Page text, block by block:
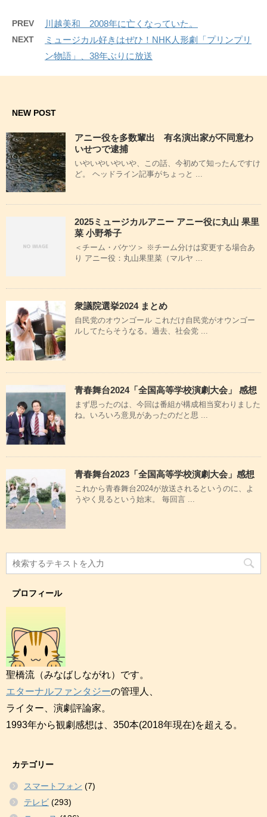
PREV 川越美和 2008年に亡くなっていた。
NEXT
ミュージカル好きはぜひ！NHK人形劇「プリンプリ
ン物語」、38年ぶりに放送
NEW POST
アニー役を多数輩出 有名演出家が不同意わ
いせつで逮捕
いやいやいやいや、この話、今初めて知ったんですけ
ど。 ヘッドライン記事がちょっと ...
2025ミュージカルアニー アニー役に丸山 果里
菜 小野希子
＜チーム・バケツ＞ ※チーム分けは変更する場合あ
り アニー役：丸山果里菜（マルヤ ...
衆議院選挙2024 まとめ
自民党のオウンゴール これだけ自民党がオウンゴー
ルしてたらそうなる。過去、社会党 ...
青春舞台2024「全国高等学校演劇大会」 感想
まず思ったのは、今回は番組が構成相当変わりました
ね。いろいろ意見があったのだと思 ...
青春舞台2023「全国高等学校演劇大会」感想
これから青春舞台2024が放送されるというのに、よ
うやく見るという始末。 毎回言 ...
プロフィール
聖橋流（みなばしながれ）です。
エターナルファンタジーの管理人、
ライター、演劇評論家。
1993年から観劇感想は、350本(2018年現在)を超える。
カテゴリー
スマートフォン (7)
テレビ (293)